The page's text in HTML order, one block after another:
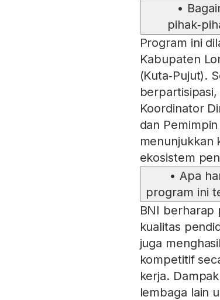
•
Program ini
Kabupaten
(Kuta‑Pujut).
Koordinator
dan
menunjukkan
ekosistem
• Apa
program ini
BNI berharap
kualitas
juga
kompetitif
kerja.
lembaga lain